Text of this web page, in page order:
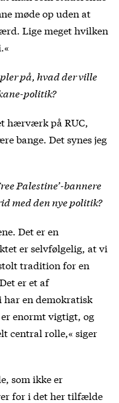
møde op uden at
Lige meget hvilken
på, hvad der ville
politik?
hærværk på RUC,
bange. Det synes jeg
Palestine’-bannere
med den nye politik?
Det er en
er selvfølgelig, at vi
tradition for en
er et af
en demokratisk
enormt vigtigt, og
central rolle,« siger
som ikke er
for i det her tilfælde